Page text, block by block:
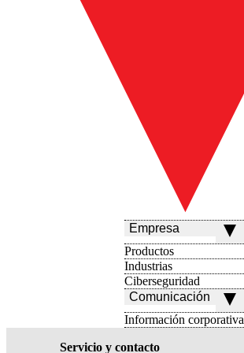
Empresa
Productos
Industrias
Ciberseguridad
Comunicación
Información corporativa
Servicio y contacto